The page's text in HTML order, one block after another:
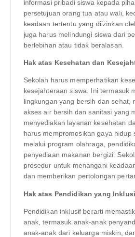
informasi pribadi siswa kepada
persetujuan orang tua atau wali,
keadaan tertentu yang diizinkan
juga harus melindungi siswa dari
berlebihan atau tidak beralasan.
Hak atas Kesehatan dan
Sekolah harus memperhatikan
kesejahteraan siswa. Ini termasuk
lingkungan yang bersih dan sehat,
akses air bersih dan sanitasi yang
menyediakan layanan kesehatan
harus mempromosikan gaya hidup
melalui program olahraga,
penyediaan makanan bergizi.
prosedur untuk menangani
dan memberikan pertolongan
Hak atas Pendidikan yang
Pendidikan inklusif berarti
anak, termasuk anak-anak
anak-anak dari keluarga miskin,